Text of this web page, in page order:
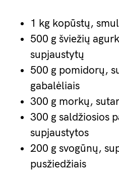
1 kg kopūstų,
500 g šviežių
supjaustytų
500 g pomidorų,
gabalėliais
300 g morkų,
300 g saldžiosios
supjaustytos
200 g svogūnų,
pusžiedžiais